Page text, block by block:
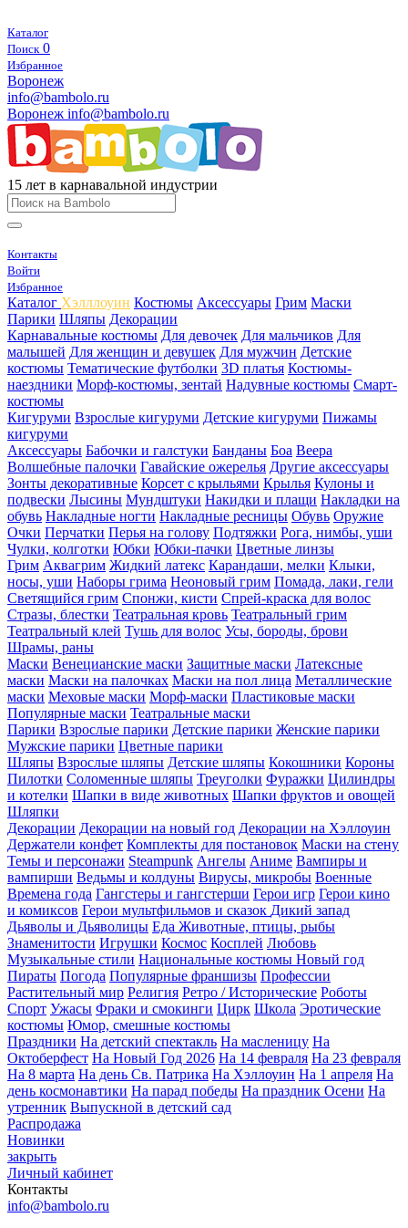
Каталог
Поиск 0
Избранное
Воронеж
info@bambolo.ru
Воронеж info@bambolo.ru
15 лет в карнавальной индустрии
Контакты
Войти
Избранное
Каталог Хэлллоуин Костюмы Аксессуары Грим Маски
Парики Шляпы Декорации
Карнавальные костюмы Для девочек Для мальчиков Для
малышей Для женщин и девушек Для мужчин Детские
костюмы Тематические футболки 3D платья Костюмы-
наездники Морф-костюмы, зентай Надувные костюмы Смарт-
костюмы
Кигуруми Взрослые кигуруми Детские кигуруми Пижамы
кигуруми
Аксессуары Бабочки и галстуки Банданы Боа Веера
Волшебные палочки Гавайские ожерелья Другие аксессуары
Зонты декоративные Корсет с крыльями Крылья Кулоны и
подвески Лысины Мундштуки Накидки и плащи Накладки на
обувь Накладные ногти Накладные ресницы Обувь Оружие
Очки Перчатки Перья на голову Подтяжки Рога, нимбы, уши
Чулки, колготки Юбки Юбки-пачки Цветные линзы
Грим Аквагрим Жидкий латекс Карандаши, мелки Клыки,
носы, уши Наборы грима Неоновый грим Помада, лаки, гели
Светящийся грим Спонжи, кисти Спрей-краска для волос
Стразы, блестки Театральная кровь Театральный грим
Театральный клей Тушь для волос Усы, бороды, брови
Шрамы, раны
Маски Венецианские маски Защитные маски Латексные
маски Маски на палочках Маски на пол лица Металлические
маски Меховые маски Морф-маски Пластиковые маски
Популярные маски Театральные маски
Парики Взрослые парики Детские парики Женские парики
Мужские парики Цветные парики
Шляпы Взрослые шляпы Детские шляпы Кокошники Короны
Пилотки Соломенные шляпы Треуголки Фуражки Цилиндры
и котелки Шапки в виде животных Шапки фруктов и овощей
Шляпки
Декорации Декорации на новый год Декорации на Хэллоуин
Держатели конфет Комплекты для постановок Маски на стену
Темы и персонажи Steampunk Ангелы Аниме Вампиры и
вампирши Ведьмы и колдуны Вирусы, микробы Военные
Времена года Гангстеры и гангстерши Герои игр Герои кино
и комиксов Герои мультфильмов и сказок Дикий запад
Дьяволы и Дьяволицы Еда Животные, птицы, рыбы
Знаменитости Игрушки Космос Косплей Любовь
Музыкальные стили Национальные костюмы Новый год
Пираты Погода Популярные франшизы Профессии
Растительный мир Религия Ретро / Исторические Роботы
Спорт Ужасы Фраки и смокинги Цирк Школа Эротические
костюмы Юмор, смешные костюмы
Праздники На детский спектакль На масленицу На
Октоберфест На Новый Год 2026 На 14 февраля На 23 февраля
На 8 марта На день Св. Патрика На Хэллоуин На 1 апреля На
день космонавтики На парад победы На праздник Осени На
утренник Выпускной в детский сад
Распродажа
Новинки
закрыть
Личный кабинет
Контакты
info@bambolo.ru